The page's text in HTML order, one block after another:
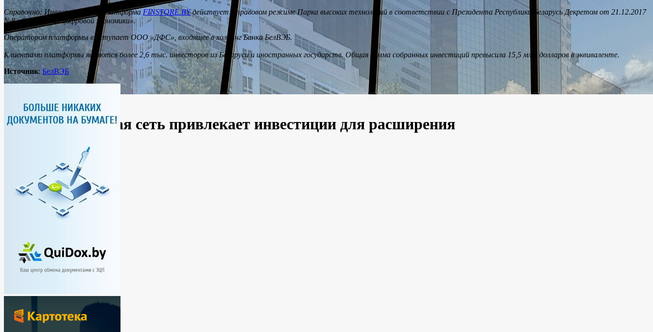
Крупная торговая сеть привлекает инвестиции для расширения
No Comments
Справочно: Инвестиционная платформа FINSTORE.BYдействует в правовом режиме Парка высоких технологий в соответствии с Президента Республики Беларусь Декретом от 21.12.2017
№8 «О развитии цифровой экономики».
Оператором платформы выступает ООО «ДФС», входящее в холдинг Банка БелВЭБ.
Клиентами платформы являются более 2,6 тыс. инвесторов из Беларуси и иностранных государств. Общая сумма собранных инвестиций превысила 15,5 млн. долларов в эквиваленте.
Источник:БелВЭБ